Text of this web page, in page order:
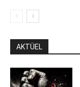
AKTÜEL